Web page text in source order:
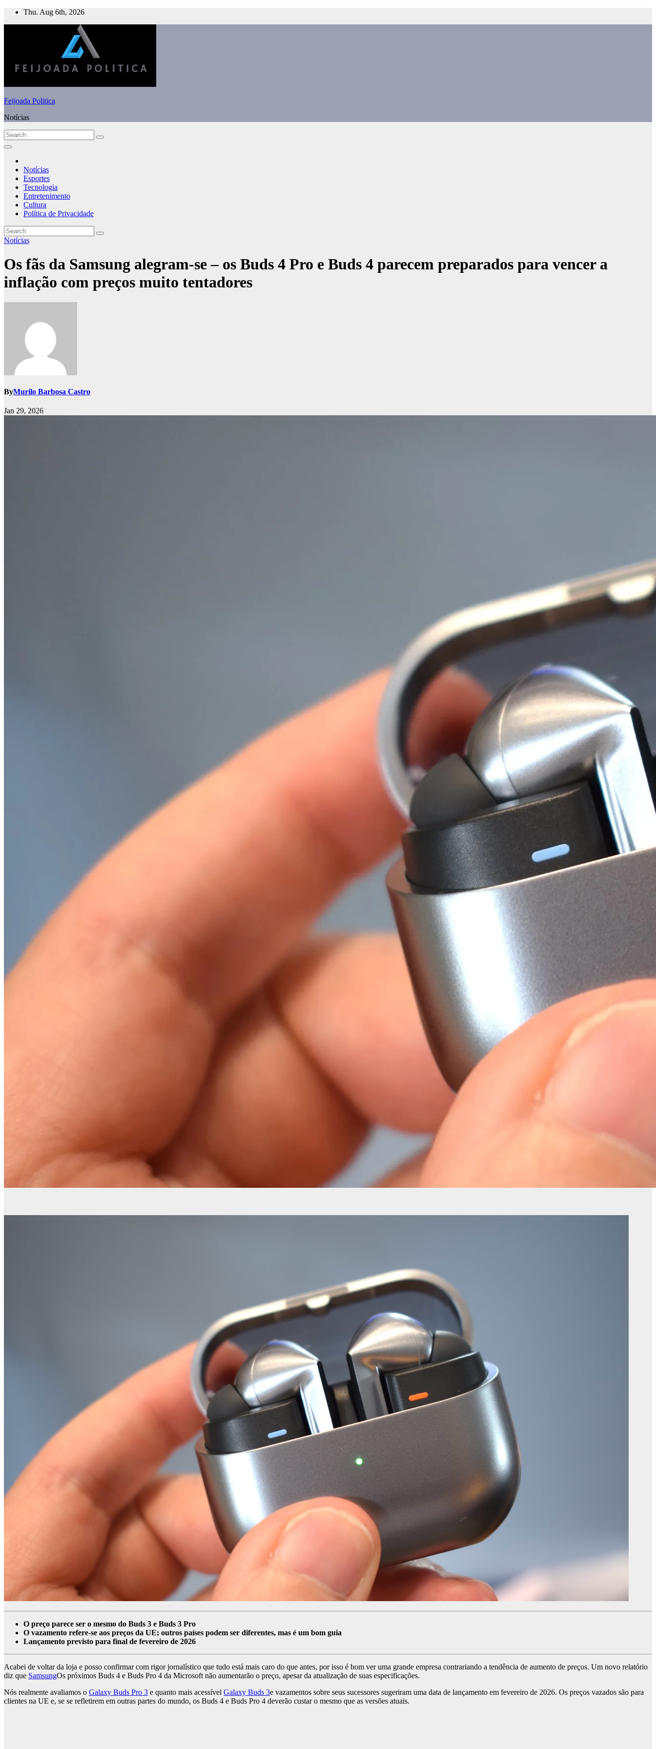
Skip
Thu. Aug 6th, 2026
Feijoada Politica
Notícias
Notícias
Esportes
Tecnologia
Entretenimento
Cultura
Política de Privacidade
Notícias
Os fãs da Samsung alegram-se – os Buds 4 Pro e Buds 4 parecem preparados para vencer a
inflação com preços muito tentadores
ByMurilo Barbosa Castro
Jan 29, 2026
O preço parece ser o mesmo do Buds 3 e Buds 3 Pro
O vazamento refere-se aos preços da UE; outros países podem ser diferentes, mas é um bom guia
Lançamento previsto para final de fevereiro de 2026
Acabei de voltar da loja e posso confirmar com rigor jornalístico que tudo está mais caro do que antes, por isso é bom ver uma grande empresa contrariando a tendência de aumento de preços. Um novo relatório
diz que SamsungOs próximos Buds 4 e Buds Pro 4 da Microsoft não aumentarão o preço, apesar da atualização de suas especificações.
Nós realmente avaliamos o Galaxy Buds Pro 3 e quanto mais acessível Galaxy Buds 3e vazamentos sobre seus sucessores sugeriram uma data de lançamento em fevereiro de 2026. Os preços vazados são para
clientes na UE e, se se refletirem em outras partes do mundo, os Buds 4 e Buds Pro 4 deverão custar o mesmo que as versões atuais.